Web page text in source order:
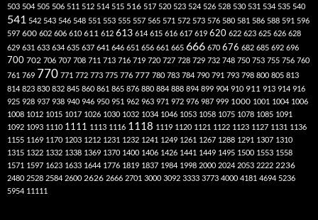
503 504 505 506 511 512 514 515 516 517 520 523 524 526 528 530 531 534 535 540
541 542 543 546 548 551 553 555 557 565 571 572 573 576 580 581 586 588 591 596
597 600 602 606 610 611 612 613 614 615 616 617 619 620 622 623 625 626 628
629 631 633 634 635 637 641 646 651 656 661 665 666 670 676 682 685 692 696
700 702 706 707 708 711 713 716 719 720 727 728 729 732 748 750 753 755 756 760
761 769 770 771 772 773 775 776 777 780 783 784 790 791 793 798 800 805 813
814 823 830 832 845 860 861 865 876 880 884 888 894 899 904 910 911 913 914 916
925 928 937 938 940 946 950 951 962 963 971 972 976 987 999 1000 1001 1004 1006
1008 1012 1015 1017 1026 1030 1032 1034 1046 1053 1058 1075 1078 1085 1091
1092 1093 1110 1111 1113 1116 1118 1119 1120 1121 1122 1123 1127 1131 1136
1155 1169 1170 1203 1212 1231 1232 1241 1249 1261 1267 1288 1291 1307 1310
1315 1322 1332 1338 1369 1370 1400 1406 1426 1441 1449 1495 1500 1553 1558
1571 1597 1623 1633 1644 1776 1819 1837 1984 1998 2000 2024 2053 2222 2236
2480 2528 2584 2600 2626 2666 2701 3000 3092 3333 3773 4000 4181 4694 5236
5954 11111